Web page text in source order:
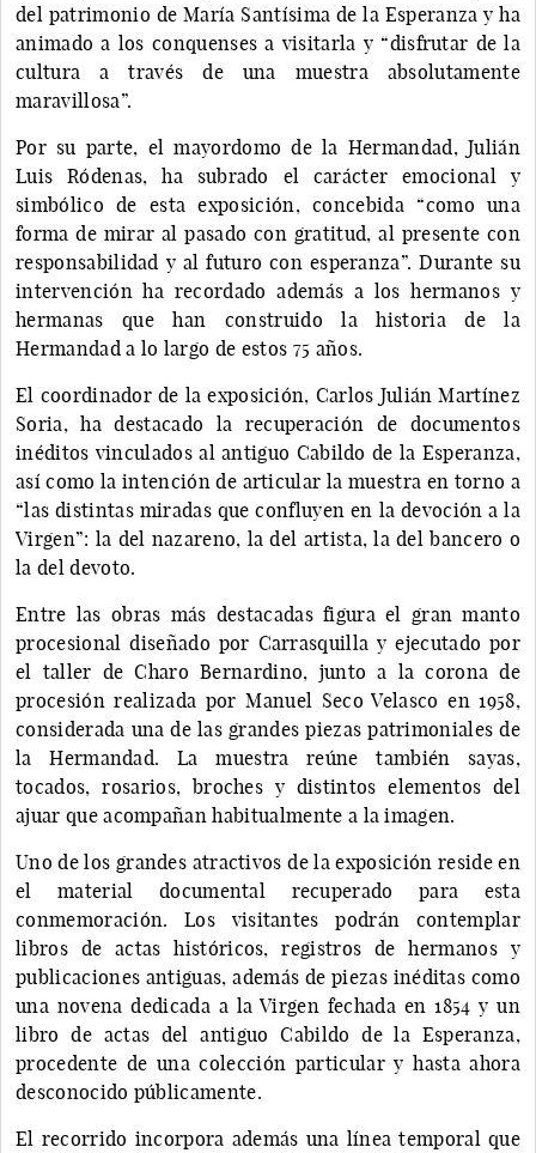
del patrimonio de María Santísima de la Esperanza y ha
animado a los conquenses a visitarla y “disfrutar de la
cultura a través de una muestra absolutamente
maravillosa”.
Por su parte, el mayordomo de la Hermandad, Julián
Luis Ródenas, ha subrado el carácter emocional y
simbólico de esta exposición, concebida “como una
forma de mirar al pasado con gratitud, al presente con
responsabilidad y al futuro con esperanza”. Durante su
intervención ha recordado además a los hermanos y
hermanas que han construido la historia de la
Hermandad a lo largo de estos 75 años.
El coordinador de la exposición, Carlos Julián Martínez
Soria, ha destacado la recuperación de documentos
inéditos vinculados al antiguo Cabildo de la Esperanza,
así como la intención de articular la muestra en torno a
“las distintas miradas que confluyen en la devoción a la
Virgen”: la del nazareno, la del artista, la del bancero o
la del devoto.
Entre las obras más destacadas figura el gran manto
procesional diseñado por Carrasquilla y ejecutado por
el taller de Charo Bernardino, junto a la corona de
procesión realizada por Manuel Seco Velasco en 1958,
considerada una de las grandes piezas patrimoniales de
la Hermandad. La muestra reúne también sayas,
tocados, rosarios, broches y distintos elementos del
ajuar que acompañan habitualmente a la imagen.
Uno de los grandes atractivos de la exposición reside en
el material documental recuperado para esta
conmemoración. Los visitantes podrán contemplar
libros de actas históricos, registros de hermanos y
publicaciones antiguas, además de piezas inéditas como
una novena dedicada a la Virgen fechada en 1854 y un
libro de actas del antiguo Cabildo de la Esperanza,
procedente de una colección particular y hasta ahora
desconocido públicamente.
El recorrido incorpora además una línea temporal que